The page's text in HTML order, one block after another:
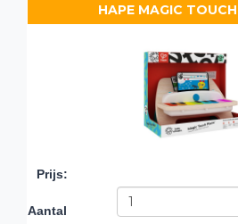
HAPE MAGIC
Prijs:
Aantal